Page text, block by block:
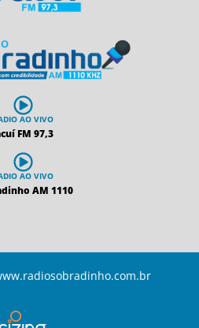
AO VIVO
FM 97,3
AO VIVO
AM 1110